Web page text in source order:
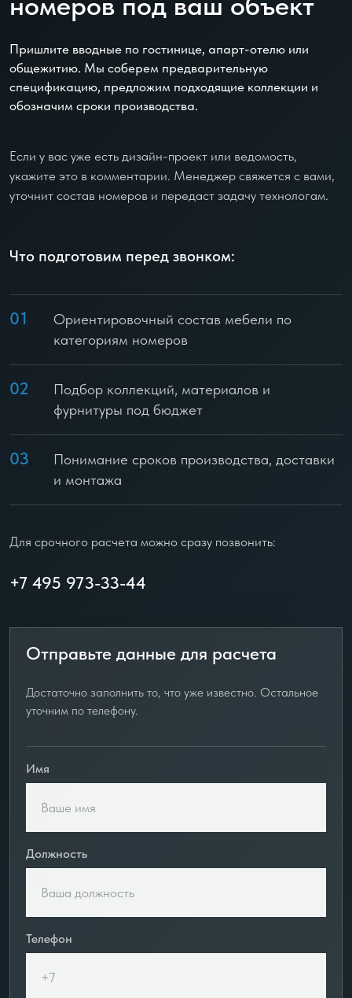
Пришлите вводные по гостинице, апарт-отелю или
общежитию. Мы соберем предварительную
спецификацию, предложим подходящие коллекции и
обозначим сроки производства.
Если у вас уже есть дизайн-проект или ведомость,
укажите это в комментарии. Менеджер свяжется с вами,
уточнит состав номеров и передаст задачу технологам.
Что подготовим перед звонком:
01
Ориентировочный состав мебели по
категориям номеров
02
Подбор коллекций, материалов и
фурнитуры под бюджет
03
Понимание сроков производства, доставки
и монтажа
Для срочного расчета можно сразу позвонить:
+7 495 973-33-44
Отправьте данные для расчета
Достаточно заполнить то, что уже известно. Остальное
уточним по телефону.
Имя
Должность
Телефон